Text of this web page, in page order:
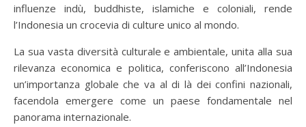
influenze indù, buddhiste, islamiche e coloniali, rende
l’Indonesia un crocevia di culture unico al mondo.
La sua vasta diversità culturale e ambientale, unita alla sua
rilevanza economica e politica, conferiscono all’Indonesia
un’importanza globale che va al di là dei confini nazionali,
facendola emergere come un paese fondamentale nel
panorama internazionale.